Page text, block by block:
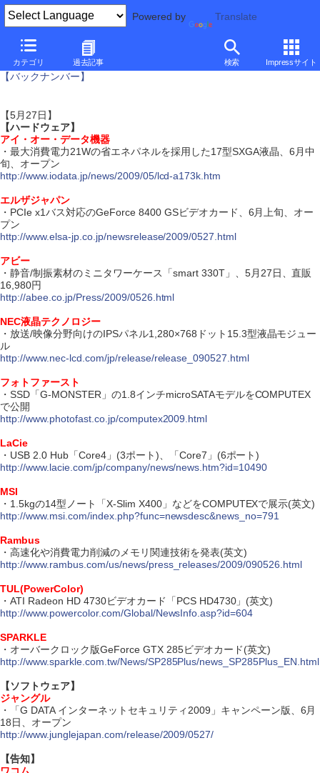
Powered by Translate
カテゴリ 過去記事 検索 Impressサイト
【バックナンバー】
【5月27日】
【ハードウェア】
アイ・オー・データ機器
・最大消費電力21Wの省エネパネルを採用した17型SXGA液晶、6月中
旬、オープン
http://www.iodata.jp/news/2009/05/lcd-a173k.htm
エルザジャパン
・PCIe x1バス対応のGeForce 8400 GSビデオカード、6月上旬、オー
プン
http://www.elsa-jp.co.jp/newsrelease/2009/0527.html
アビー
・静音/制振素材のミニタワーケース「smart 330T」、5月27日、直販
16,980円
http://abee.co.jp/Press/2009/0526.html
NEC液晶テクノロジー
・放送/映像分野向けのIPSパネル1,280×768ドット15.3型液晶モジュー
ル
http://www.nec-lcd.com/jp/release/release_090527.html
フォトファースト
・SSD「G-MONSTER」の1.8インチmicroSATAモデルをCOMPUTEX
で公開
http://www.photofast.co.jp/computex2009.html
LaCie
・USB 2.0 Hub「Core4」(3ポート)、「Core7」(6ポート)
http://www.lacie.com/jp/company/news/news.htm?id=10490
MSI
・1.5kgの14型ノート「X-Slim X400」などをCOMPUTEXで展示(英文)
http://www.msi.com/index.php?func=newsdesc&news_no=791
Rambus
・高速化や消費電力削減のメモリ関連技術を発表(英文)
http://www.rambus.com/us/news/press_releases/2009/090526.html
TUL(PowerColor)
・ATI Radeon HD 4730ビデオカード「PCS HD4730」(英文)
http://www.powercolor.com/Global/NewsInfo.asp?id=604
SPARKLE
・オーバークロック版GeForce GTX 285ビデオカード(英文)
http://www.sparkle.com.tw/News/SP285Plus/news_SP285Plus_EN.html
【ソフトウェア】
ジャングル
・「G DATA インターネットセキュリティ2009」キャンペーン版、6月
18日、オープン
http://www.junglejapan.com/release/2009/0527/
【告知】